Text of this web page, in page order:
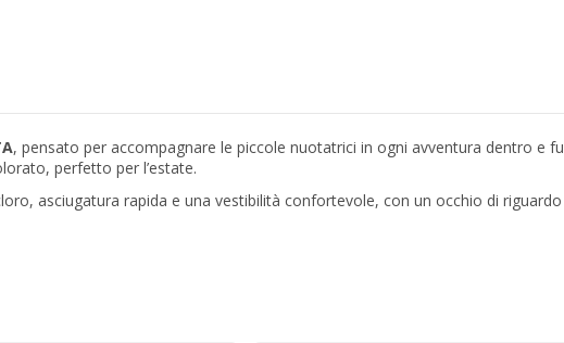
, pensato per accompagnare le piccole nuotatrici in ogni avventura dentro e
perfetto per l’estate.
asciugatura rapida e una vestibilità confortevole, con un occhio di